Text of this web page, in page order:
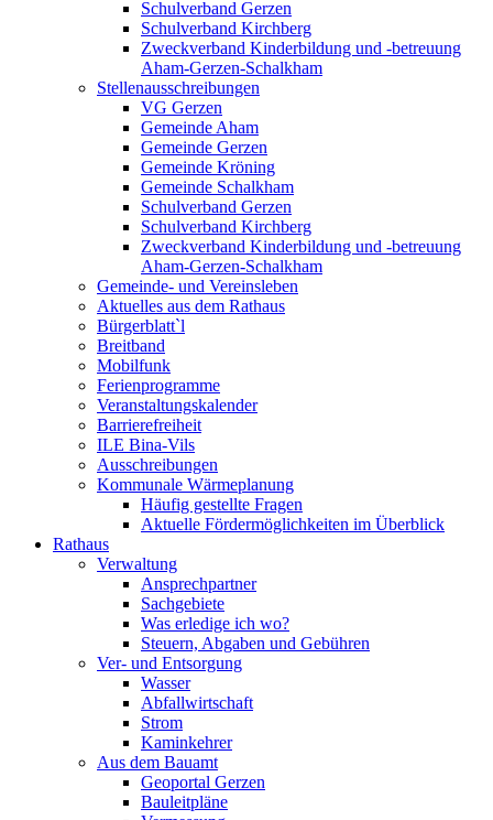
Schulverband Gerzen
Schulverband Kirchberg
Zweckverband Kinderbildung und -betreuung
Aham-Gerzen-Schalkham
Stellenausschreibungen
VG Gerzen
Gemeinde Aham
Gemeinde Gerzen
Gemeinde Kröning
Gemeinde Schalkham
Schulverband Gerzen
Schulverband Kirchberg
Zweckverband Kinderbildung und -betreuung
Aham-Gerzen-Schalkham
Gemeinde- und Vereinsleben
Aktuelles aus dem Rathaus
Bürgerblatt`l
Breitband
Mobilfunk
Ferienprogramme
Veranstaltungskalender
Barrierefreiheit
ILE Bina-Vils
Ausschreibungen
Kommunale Wärmeplanung
Häufig gestellte Fragen
Aktuelle Fördermöglichkeiten im Überblick
Rathaus
Verwaltung
Ansprechpartner
Sachgebiete
Was erledige ich wo?
Steuern, Abgaben und Gebühren
Ver- und Entsorgung
Wasser
Abfallwirtschaft
Strom
Kaminkehrer
Aus dem Bauamt
Geoportal Gerzen
Bauleitpläne